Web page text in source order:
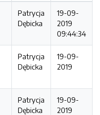
Patrycja
Dębicka
19-09-
2019
09:44:34
Patrycja
Dębicka
19-09-
2019
Patrycja
Dębicka
19-09-
2019